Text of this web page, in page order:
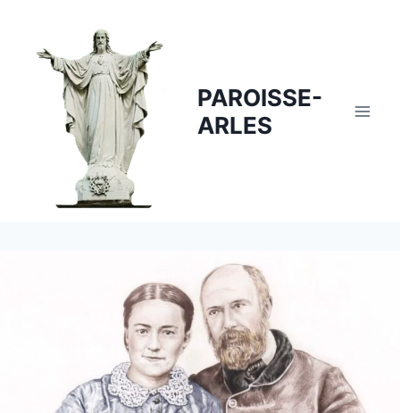
content
PAROISSE-
ARLES